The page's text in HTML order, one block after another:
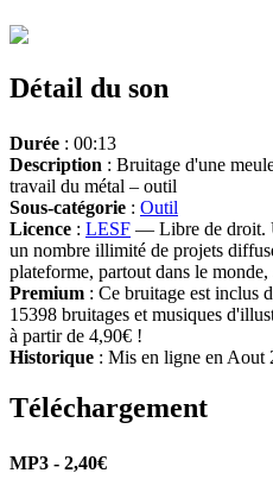
Détail du son
Durée : 00:13
Description : Bruitage d'une
travail du métal – outil
Sous-catégorie : Outil
Licence : LESF — Libre de droit.
un nombre illimité de projets
plateforme, partout dans le
Premium : Ce bruitage est inclus
15398 bruitages et musiques
à partir de 4,90€ !
Historique : Mis en ligne en Aout
Téléchargement
MP3 - 2,40€